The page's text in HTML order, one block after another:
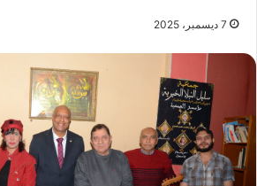
7 ديسمبر، 2025